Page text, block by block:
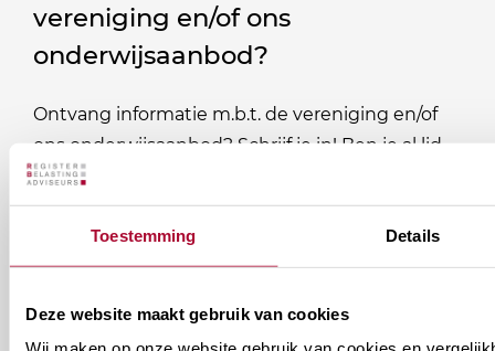
Toestemming Details
Deze website maakt gebruik van cookies
vereniging en/of ons
onderwijsaanbod?
Ontvang informatie m.b.t. de vereniging en/of
ons onderwijsaanbod? Schrijf je in! Ben je al lid
van het RB? Geef dan in je profiel op Mijn RB
aan welke nieuwsbrieven je wil ontvangen.
Welke
nieuwsbrieven
Verenigingsnieuws